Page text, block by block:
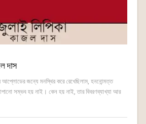
দাস
আপ্লোডের জন্যে মনস্থির করে রেখেছিলাম, হননোন্মত্ত
সম্ভব হয় নাই। কেন হয় নাই, তার বিবরণব্যাখ্যা আর